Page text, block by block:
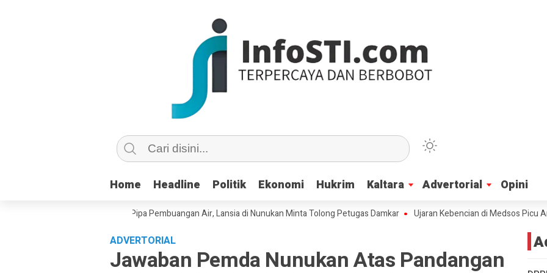
Home Headline Politik Ekonomi Hukrim Kaltara Advertorial Opini
Home Headline Politik Ekonomi Hukrim Kaltara Advertorial Opini
dan Masuk Saluran Pipa Pembuangan Air, Lansia di Nunukan Minta Tolong Petugas Damkar Ujaran Kebencian di Medsos Picu Amarah
ADVERTORIAL
Jawaban Pemda Nunukan Atas Pandangan